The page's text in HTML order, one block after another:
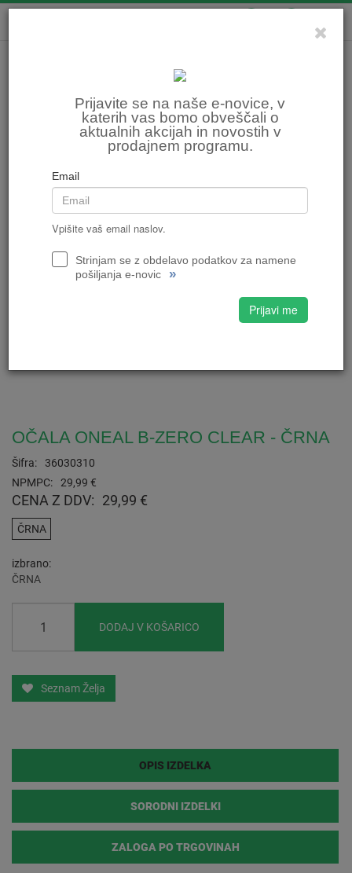
Prijavite se na naše e-novice, v
katerih vas bomo obveščali o
aktualnih akcijah in novostih v
prodajnem programu.
Email
Vpišite vaš email naslov.
Strinjam se z obdelavo podatkov za namene
pošiljanja e-novic
»
Prijavi me
OČALA ONEAL B-ZERO CLEAR - ČRNA
Šifra:
36030310
NPMPC:
29,99 €
CENA Z DDV: 29,99 €
ČRNA
izbrano
ČRNA
DODAJ V KOŠARICO
Seznam Želja
OPIS IZDELKA
SORODNI IZDELKI
ZALOGA PO TRGOVINAH